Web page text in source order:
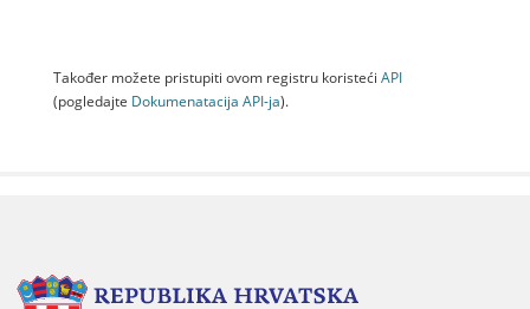
Također možete pristupiti ovom registru koristeći API
(pogledajte Dokumenаtаcijа API-jа).